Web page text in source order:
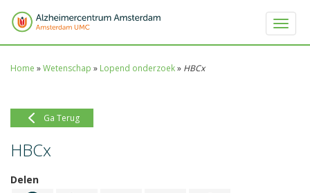
Toggle
Home »Wetenschap » Lopend onderzoek» HBCx
Ga Terug
HBCx
Delen